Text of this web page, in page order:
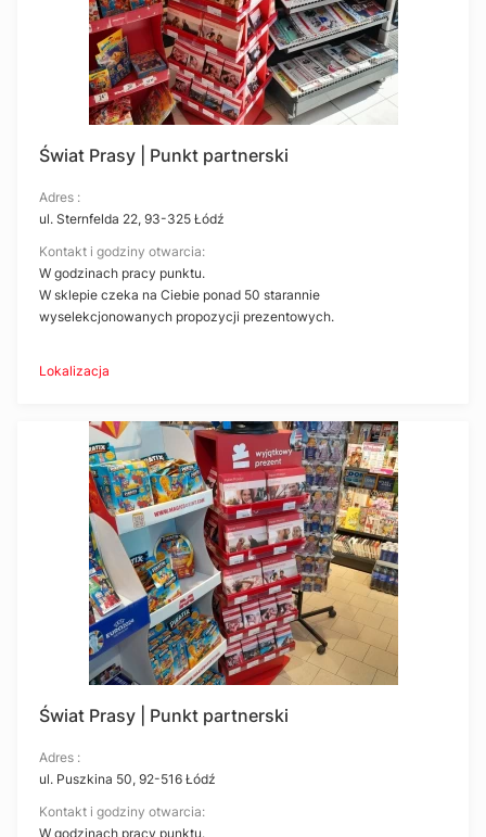
Świat Prasy | Punkt partnerski
Adres :
ul. Sternfelda 22, 93-325 Łódź
Kontakt i godziny otwarcia:
W godzinach pracy punktu.
W sklepie czeka na Ciebie ponad 50 starannie
wyselekcjonowanych propozycji prezentowych.
Lokalizacja
Świat Prasy | Punkt partnerski
Adres :
ul. Puszkina 50, 92-516 Łódź
Kontakt i godziny otwarcia:
W godzinach pracy punktu.